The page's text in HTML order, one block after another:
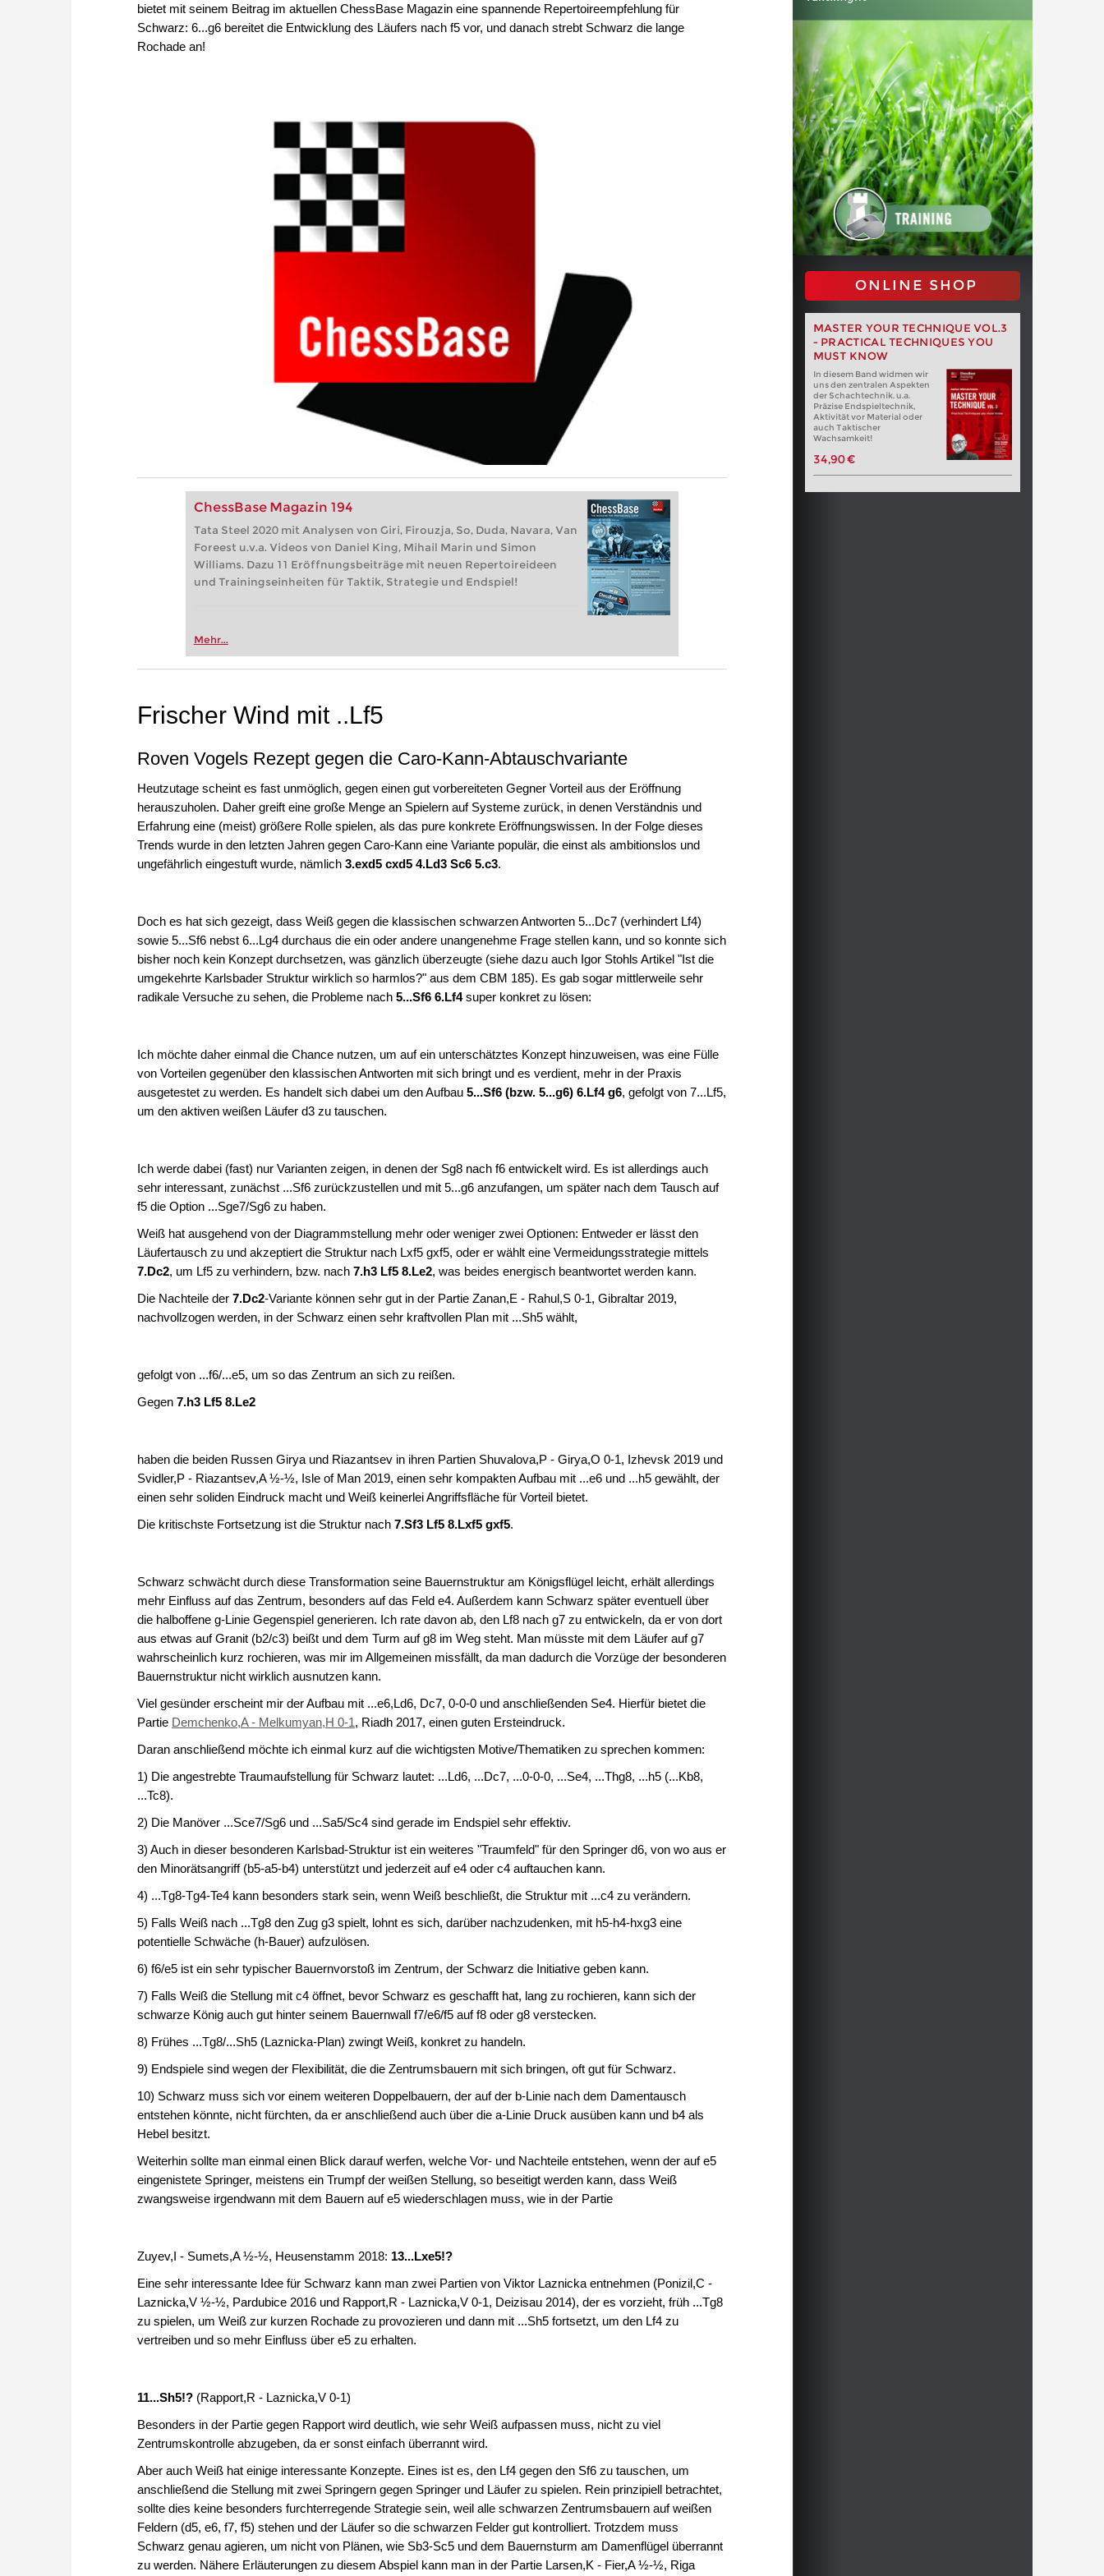
bietet mit seinem Beitrag im aktuellen ChessBase Magazin eine spannende Repertoireempfehlung für
Schwarz: 6...g6 bereitet die Entwicklung des Läufers nach f5 vor, und danach strebt Schwarz die lange
Rochade an!
ChessBase Magazin 194
Tata Steel 2020 mit Analysen von Giri, Firouzja, So, Duda, Navara, Van
Foreest u.v.a. Videos von Daniel King, Mihail Marin und Simon
Williams. Dazu 11 Eröffnungsbeiträge mit neuen Repertoireideen
und Trainingseinheiten für Taktik, Strategie und Endspiel!
Mehr...
ONLINE SHOP
MASTER YOUR TECHNIQUE VOL.3
- PRACTICAL TECHNIQUES YOU
MUST KNOW
In diesem Band widmen wir
uns den zentralen Aspekten
der Schachtechnik. u.a.
Präzise Endspieltechnik,
Aktivität vor Material oder
auch Taktischer
Wachsamkeit!
34,90 €
Frischer Wind mit ..Lf5
Roven Vogels Rezept gegen die Caro-Kann-Abtauschvariante
Heutzutage scheint es fast unmöglich, gegen einen gut vorbereiteten Gegner Vorteil aus der Eröffnung
herauszuholen. Daher greift eine große Menge an Spielern auf Systeme zurück, in denen Verständnis und
Erfahrung eine (meist) größere Rolle spielen, als das pure konkrete Eröffnungswissen. In der Folge dieses
Trends wurde in den letzten Jahren gegen Caro-Kann eine Variante populär, die einst als ambitionslos und
ungefährlich eingestuft wurde, nämlich 3.exd5 cxd5 4.Ld3 Sc6 5.c3.
Doch es hat sich gezeigt, dass Weiß gegen die klassischen schwarzen Antworten 5...Dc7 (verhindert Lf4)
sowie 5...Sf6 nebst 6...Lg4 durchaus die ein oder andere unangenehme Frage stellen kann, und so konnte sich
bisher noch kein Konzept durchsetzen, was gänzlich überzeugte (siehe dazu auch Igor Stohls Artikel "Ist die
umgekehrte Karlsbader Struktur wirklich so harmlos?" aus dem CBM 185). Es gab sogar mittlerweile sehr
radikale Versuche zu sehen, die Probleme nach 5...Sf6 6.Lf4super konkret zu lösen:
Ich möchte daher einmal die Chance nutzen, um auf ein unterschätztes Konzept hinzuweisen, was eine Fülle
von Vorteilen gegenüber den klassischen Antworten mit sich bringt und es verdient, mehr in der Praxis
ausgetestet zu werden. Es handelt sich dabei um den Aufbau 5...Sf6 (bzw. 5...g6) 6.Lf4 g6, gefolgt von 7...Lf5,
um den aktiven weißen Läufer d3 zu tauschen.
Ich werde dabei (fast) nur Varianten zeigen, in denen der Sg8 nach f6 entwickelt wird. Es ist allerdings auch
sehr interessant, zunächst ...Sf6 zurückzustellen und mit 5...g6 anzufangen, um später nach dem Tausch auf
f5 die Option ...Sge7/Sg6 zu haben.
Weiß hat ausgehend von der Diagrammstellung mehr oder weniger zwei Optionen: Entweder er lässt den
Läufertausch zu und akzeptiert die Struktur nach Lxf5 gxf5, oder er wählt eine Vermeidungsstrategie mittels
7.Dc2, um Lf5 zu verhindern, bzw. nach 7.h3 Lf5 8.Le2, was beides energisch beantwortet werden kann.
Die Nachteile der 7.Dc2-Variante können sehr gut in der Partie Zanan,E - Rahul,S 0-1, Gibraltar 2019,
nachvollzogen werden, in der Schwarz einen sehr kraftvollen Plan mit ...Sh5 wählt,
gefolgt von ...f6/...e5, um so das Zentrum an sich zu reißen.
Gegen 7.h3 Lf5 8.Le2
haben die beiden Russen Girya und Riazantsev in ihren Partien Shuvalova,P - Girya,O 0-1, Izhevsk 2019 und
Svidler,P - Riazantsev,A ½-½, Isle of Man 2019, einen sehr kompakten Aufbau mit ...e6 und ...h5 gewählt, der
einen sehr soliden Eindruck macht und Weiß keinerlei Angriffsfläche für Vorteil bietet.
Die kritischste Fortsetzung ist die Struktur nach 7.Sf3 Lf5 8.Lxf5 gxf5.
Schwarz schwächt durch diese Transformation seine Bauernstruktur am Königsflügel leicht, erhält allerdings
mehr Einfluss auf das Zentrum, besonders auf das Feld e4. Außerdem kann Schwarz später eventuell über
die halboffene g-Linie Gegenspiel generieren. Ich rate davon ab, den Lf8 nach g7 zu entwickeln, da er von dort
aus etwas auf Granit (b2/c3) beißt und dem Turm auf g8 im Weg steht. Man müsste mit dem Läufer auf g7
wahrscheinlich kurz rochieren, was mir im Allgemeinen missfällt, da man dadurch die Vorzüge der besonderen
Bauernstruktur nicht wirklich ausnutzen kann.
Viel gesünder erscheint mir der Aufbau mit ...e6,Ld6, Dc7, 0-0-0 und anschließenden Se4. Hierfür bietet die
Partie Demchenko,A - Melkumyan,H 0-1, Riadh 2017, einen guten Ersteindruck.
Daran anschließend möchte ich einmal kurz auf die wichtigsten Motive/Thematiken zu sprechen kommen:
1) Die angestrebte Traumaufstellung für Schwarz lautet: ...Ld6, ...Dc7, ...0-0-0, ...Se4, ...Thg8, ...h5 (...Kb8,
...Tc8).
2) Die Manöver ...Sce7/Sg6 und ...Sa5/Sc4 sind gerade im Endspiel sehr effektiv.
3) Auch in dieser besonderen Karlsbad-Struktur ist ein weiteres "Traumfeld" für den Springer d6, von wo aus er
den Minorätsangriff (b5-a5-b4) unterstützt und jederzeit auf e4 oder c4 auftauchen kann.
4) ...Tg8-Tg4-Te4 kann besonders stark sein, wenn Weiß beschließt, die Struktur mit ...c4 zu verändern.
5) Falls Weiß nach ...Tg8 den Zug g3 spielt, lohnt es sich, darüber nachzudenken, mit h5-h4-hxg3 eine
potentielle Schwäche (h-Bauer) aufzulösen.
6) f6/e5 ist ein sehr typischer Bauernvorstoß im Zentrum, der Schwarz die Initiative geben kann.
7) Falls Weiß die Stellung mit c4 öffnet, bevor Schwarz es geschafft hat, lang zu rochieren, kann sich der
schwarze König auch gut hinter seinem Bauernwall f7/e6/f5 auf f8 oder g8 verstecken.
8) Frühes ...Tg8/...Sh5 (Laznicka-Plan) zwingt Weiß, konkret zu handeln.
9) Endspiele sind wegen der Flexibilität, die die Zentrumsbauern mit sich bringen, oft gut für Schwarz.
10) Schwarz muss sich vor einem weiteren Doppelbauern, der auf der b-Linie nach dem Damentausch
entstehen könnte, nicht fürchten, da er anschließend auch über die a-Linie Druck ausüben kann und b4 als
Hebel besitzt.
Weiterhin sollte man einmal einen Blick darauf werfen, welche Vor- und Nachteile entstehen, wenn der auf e5
eingenistete Springer, meistens ein Trumpf der weißen Stellung, so beseitigt werden kann, dass Weiß
zwangsweise irgendwann mit dem Bauern auf e5 wiederschlagen muss, wie in der Partie
Zuyev,I - Sumets,A ½-½, Heusenstamm 2018: 13...Lxe5!?
Eine sehr interessante Idee für Schwarz kann man zwei Partien von Viktor Laznicka entnehmen (Ponizil,C -
Laznicka,V ½-½, Pardubice 2016 und Rapport,R - Laznicka,V 0-1, Deizisau 2014), der es vorzieht, früh ...Tg8
zu spielen, um Weiß zur kurzen Rochade zu provozieren und dann mit ...Sh5 fortsetzt, um den Lf4 zu
vertreiben und so mehr Einfluss über e5 zu erhalten.
11...Sh5!? (Rapport,R - Laznicka,V 0-1)
Besonders in der Partie gegen Rapport wird deutlich, wie sehr Weiß aufpassen muss, nicht zu viel
Zentrumskontrolle abzugeben, da er sonst einfach überrannt wird.
Aber auch Weiß hat einige interessante Konzepte. Eines ist es, den Lf4 gegen den Sf6 zu tauschen, um
anschließend die Stellung mit zwei Springern gegen Springer und Läufer zu spielen. Rein prinzipiell betrachtet,
sollte dies keine besonders furchterregende Strategie sein, weil alle schwarzen Zentrumsbauern auf weißen
Feldern (d5, e6, f7, f5) stehen und der Läufer so die schwarzen Felder gut kontrolliert. Trotzdem muss
Schwarz genau agieren, um nicht von Plänen, wie Sb3-Sc5 und dem Bauernsturm am Damenflügel überrannt
zu werden. Nähere Erläuterungen zu diesem Abspiel kann man in der Partie Larsen,K - Fier,A ½-½, Riga